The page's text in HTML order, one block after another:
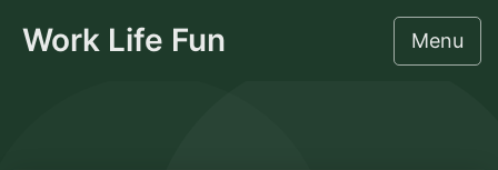
Work Life Fun Menu